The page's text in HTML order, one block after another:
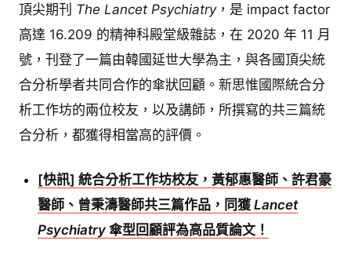
頂尖期刊 The Lancet Psychiatry，是 impact factor
高達 16.209 的精神科殿堂級雜誌，在 2020 年 11 月
號，刊登了一篇由韓國延世大學為主，與各國頂尖統
合分析學者共同合作的傘狀回顧。新思惟國際統合分
析工作坊的兩位校友，以及講師，所撰寫的共三篇統
合分析，都獲得相當高的評價。
[快訊] 統合分析工作坊校友，黃郁惠醫師、許君豪
醫師、曾秉濤醫師共三篇作品，同獲Lancet
Psychiatry傘型回顧評為高品質論文！